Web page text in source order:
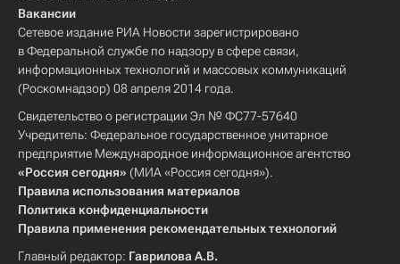
Вакансии
Сетевое издание РИА Новости зарегистрировано
в Федеральной службе по надзору в сфере связи,
информационных технологий и массовых коммуникаций
(Роскомнадзор) 08 апреля 2014 года.
Свидетельство о регистрации Эл № ФС77-57640
Учредитель: Федеральное государственное унитарное
предприятие Международное информационное агентство
«Россия сегодня» (МИА «Россия сегодня»).
Правила использования материалов
Политика конфиденциальности
Правила применения рекомендательных технологий
Главный редактор: Гаврилова А.В.